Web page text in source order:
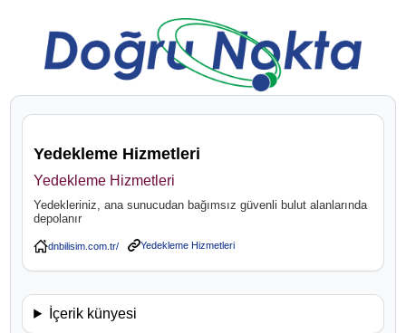
Yedekleme Hizmetleri
Yedekleme Hizmetleri
Yedekleriniz, ana sunucudan bağımsız güvenli bulut alanlarında
depolanır
Yedekleme Hizmetleri
İçerik künyesi